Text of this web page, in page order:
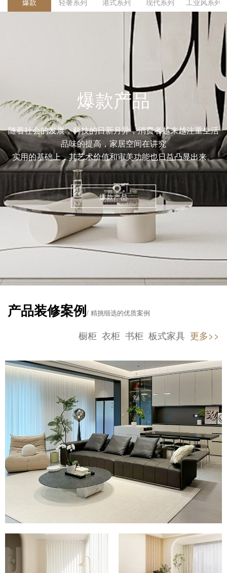
爆款产品
随着社会的发展，科技的日新月异，消费者越来越注重生活
品味的提高，家居空间在讲究
实用的基础上，其艺术价值和审美功能也日益凸显出来。
爆款产品
产品装修案例/ 精挑细选的优质案例
橱柜 衣柜 书柜 板式家具 更多>>